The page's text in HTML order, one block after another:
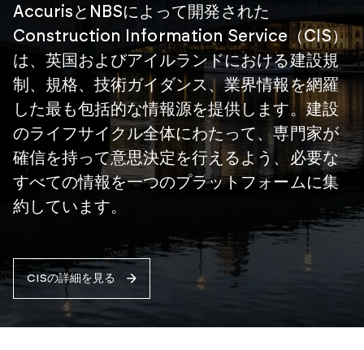
AccurisとNBSによって開発された
Construction Information Service（CIS）
は、英国およびアイルランドにおける建設規
制、規格、技術ガイダンス、業界情報を網羅
した最も包括的な情報源を提供します。建設
のライフサイクル全体にわたって、専門家が
確信を持って意思決定を行えるよう、必要な
すべての情報を一つのプラットフォームに集
約しています。
CISの詳細を見る